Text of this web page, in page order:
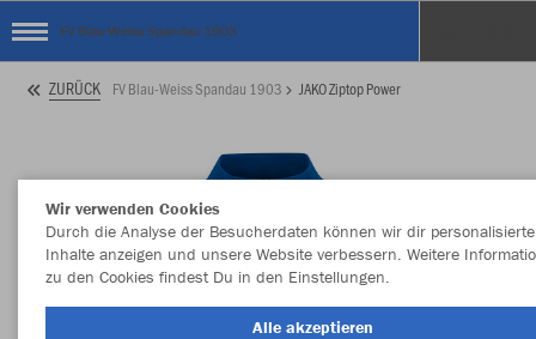
FV Blau-Weiss Spandau 1903
ZURÜCK FV Blau-Weiss Spandau 1903 JAKO Ziptop Power
Wir verwenden Cookies
Durch die Analyse der Besucherdaten können wir dir personalisierte
Inhalte anzeigen und unsere Website verbessern. Weitere
zu den Cookies findest Du in den Einstellungen.
Alle akzeptieren